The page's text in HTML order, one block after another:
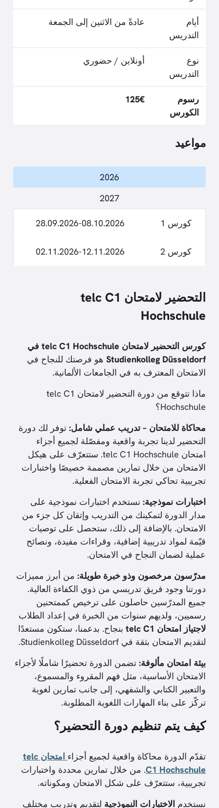
مواعيد
2026
2027
كورس 1 28.09.2026-08.10.2026
كورس 2 02.11.2026-12.11.2026
التحضير لامتحان telc C1
Hochschule
كورس التحضير لامتحان telc C1 Hochschule في
Studienkolleg Düsseldorf هو فرصتك للنجاح في
الامتحان المعترف به في الجامعات الألمانية.
ماذا تتوقع من دورة التحضير لامتحان telc C1
Hochschule؟
محاكاة للامتحان – تدريب عملي شامل: توفر لك دورة
التحضير لدينا تجربة واقعية ومفصّلة لجميع أجزاء
امتحان telc C1 Hochschule. ستتعرّف على هيكل
الامتحان من خلال تمارين مصممة خصيصًا واختبارات
تجريبية تحاكي تجربة الامتحان الفعلية.
اختبارات نموذجية: نستخدم اختبارات نموذجية على
مدار الدورة لتمكينك من التدريب وإتقان كل جزء من
الامتحان. بالإضافة إلى ذلك، ستحصل على توصيات
قيّمة لمواد تدريبية إضافية، وقراءات مفيدة، ونصائح
عملية لضمان النجاح في الامتحان.
مدرّسون مرخصون وذو خبرة طويلة: من أبرز مميزات
دورتنا وجود فريق تدريسي من ذوي الكفاءة العالية.
جميع المدرّسين حاصلون على ترخيص كممتحنين
رسميين، ولديهم سنوات من الخبرة في إعداد الطلاب
لاجتياز امتحان telc C1
بنجاح. بدعمنا، ستكون مستعدًا
لتقديم الامتحان بثقة في Studienkolleg Düsseldorf.
بيئة امتحان مألوفة: تضمن الدورة تحضيرًا شاملًا لأجزاء
الامتحان الأساسية، مثل فهم المقروء والمسموع،
والتعبير الكتابي والشفهي، إلى جانب تمارين لغوية
تركّز على بناء المهارات اللغوية المطلوبة.
كيف يتم تنظيم دورة التحضير؟
تقدّم الدورة محاكاة واقعية لجميع أجزاء
امتحان telc
C1 Hochschule. من خلال تمارين محددة واختبارات
تجريبية، ستتعرّف على شكل الامتحان ومكوناته.
نستخدم الاختبارات النموذجية لتقديم وتدريب مختلف
أيام
التدريس
عادةً من الاثنين إلى الجمعة
نوع
التدريس
أونلاين / حضوري
رسوم
الكورس
125€